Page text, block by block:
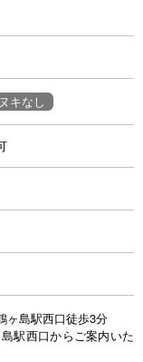
ヌキなし
ヶ島駅西口徒歩3分
駅西口からご案内いた